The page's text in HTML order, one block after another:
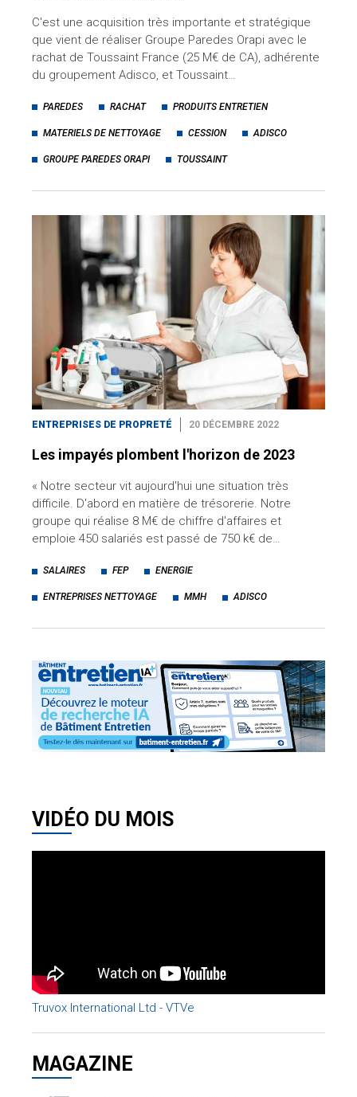
C'est une acquisition très importante et stratégique
que vient de réaliser Groupe Paredes Orapi avec le
rachat de Toussaint France (25 M€ de CA), adhérente
du groupement Adisco, et Toussaint…
PAREDES RACHAT PRODUITS ENTRETIEN
MATERIELS DE NETTOYAGE CESSION ADISCO
GROUPE PAREDES ORAPI TOUSSAINT
ENTREPRISES DE PROPRETÉ 20 DÉCEMBRE 2022
Les impayés plombent l'horizon de 2023
« Notre secteur vit aujourd'hui une situation très
difficile. D'abord en matière de trésorerie. Notre
groupe qui réalise 8 M€ de chiffre d'affaires et
emploie 450 salariés est passé de 750 k€ de…
SALAIRES FEP ENERGIE
ENTREPRISES NETTOYAGE MMH ADISCO
VIDÉO DU MOIS
Truvox International Ltd - VTVe
MAGAZINE